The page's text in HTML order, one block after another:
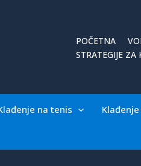
POČETNA
STRATEGIJE ZA
na tenis